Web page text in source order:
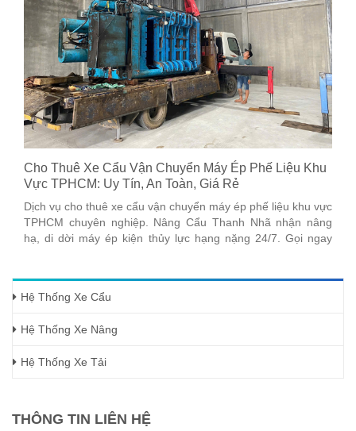
Cho Thuê Xe Cẩu Vận Chuyển Máy Ép Phế Liệu Khu
Vực TPHCM: Uy Tín, An Toàn, Giá Rẻ
Dịch vụ cho thuê xe cẩu vận chuyển máy ép phế liệu khu vực
TPHCM chuyên nghiệp. Nâng Cẩu Thanh Nhã nhận nâng
hạ, di dời máy ép kiện thủy lực hạng nặng 24/7. Gọi ngay
Hệ Thống Xe Cẩu
Hệ Thống Xe Nâng
Hệ Thống Xe Tải
THÔNG TIN LIÊN HỆ